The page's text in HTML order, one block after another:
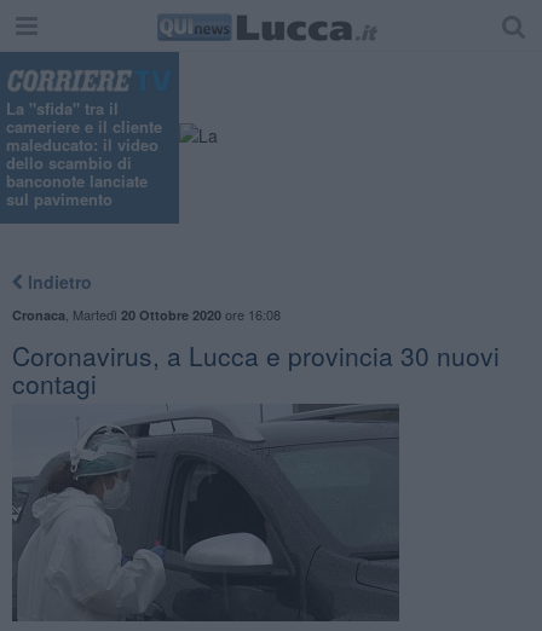
La "sfida" tra il
cameriere e il cliente
maleducato: il video
dello scambio di
banconote lanciate
sul pavimento
Indietro
Cronaca Martedì 20 Ottobre 2020ore 16:08
Coronavirus, a Lucca e provincia 30 nuovi
contagi